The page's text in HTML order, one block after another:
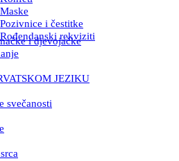
Maske
Pozivnice i čestitke
i djevojačke
Rođendanski rekviziti
JEZIKU
svečanosti